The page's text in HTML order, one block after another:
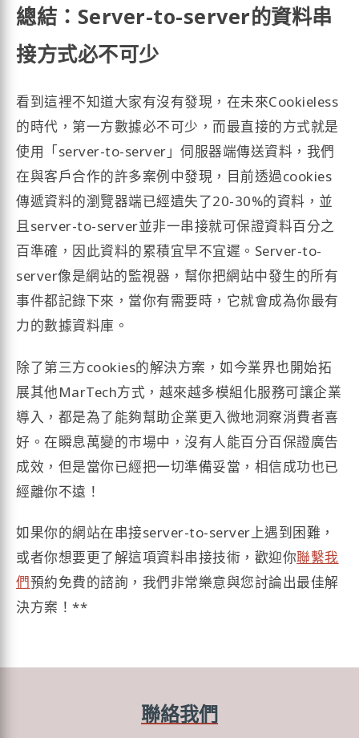
總結：Server-to-server的資料串
接方式必不可少
看到這裡不知道大家有沒有發現，在未來Cookieless
的時代，第一方數據必不可少，而最直接的方式就是
使用「server-to-server」伺服器端傳送資料，我們
在與客戶合作的許多案例中發現，目前透過cookies
傳遞資料的瀏覽器端已經遺失了20-30%的資料，並
且server-to-server並非一串接就可保證資料百分之
百準確，因此資料的累積宜早不宜遲。Server-to-
server像是網站的監視器，幫你把網站中發生的所有
事件都記錄下來，當你有需要時，它就會成為你最有
力的數據資料庫。
除了第三方cookies的解決方案，如今業界也開始拓
展其他MarTech方式，越來越多模組化服務可讓企業
導入，都是為了能夠幫助企業更入微地洞察消費者喜
好。在瞬息萬變的市場中，沒有人能百分百保證廣告
成效，但是當你已經把一切準備妥當，相信成功也已
經離你不遠！
如果你的網站在串接server-to-server上遇到困難，
或者你想要更了解這項資料串接技術，歡迎你聯繫我
們預約免費的諮詢，我們非常樂意與您討論出最佳解
決方案！**
聯絡我們